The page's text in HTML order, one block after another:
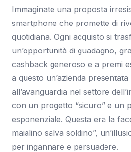
Immaginate una proposta
smartphone che promette di
quotidiana. Ogni acquisto si
un’opportunità di guadagno,
cashback generoso e a premi
a questo un’azienda presentata
all’avanguardia nel settore
con un progetto “sicuro” e un
esponenziale. Questa era la
maialino salva soldino”,
per ingannare e persuadere.